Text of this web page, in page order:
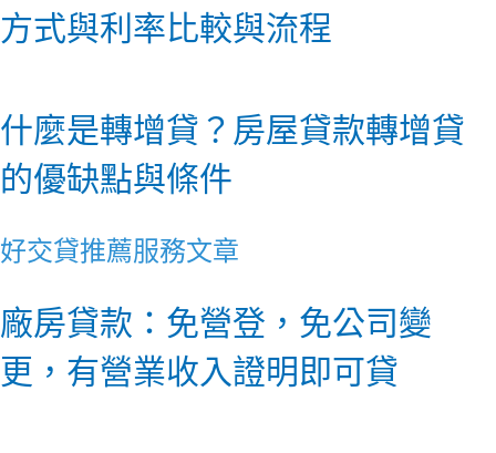
方式與利率比較與流程
什麼是轉增貸？房屋貸款轉增貸
的優缺點與條件
好交貸推薦服務文章
廠房貸款：免營登，免公司變
更，有營業收入證明即可貸